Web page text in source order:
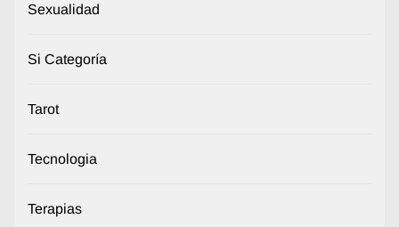
Sexualidad
Si Categoría
Tarot
Tecnologia
Terapias